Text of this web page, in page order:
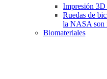
Impresión 3D
Ruedas de
la NASA son
Biomateriales